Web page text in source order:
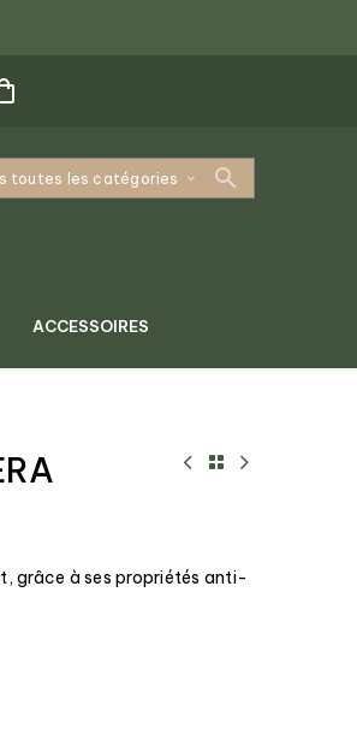
toutes les catégories
ACCESSOIRES
grâce à ses propriétés anti-